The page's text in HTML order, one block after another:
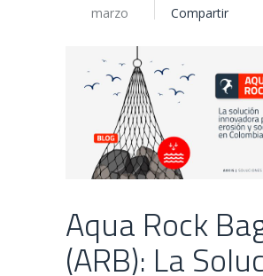
marzo Compartir
Aqua Rock
(ARB): La